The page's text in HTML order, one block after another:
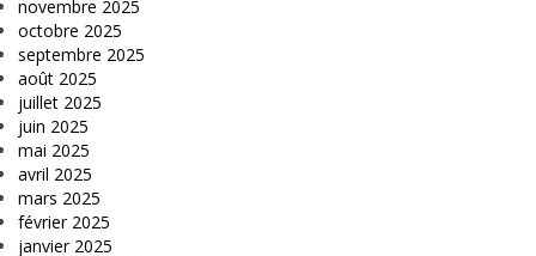
novembre 2025
octobre 2025
septembre 2025
août 2025
juillet 2025
juin 2025
mai 2025
avril 2025
mars 2025
février 2025
janvier 2025